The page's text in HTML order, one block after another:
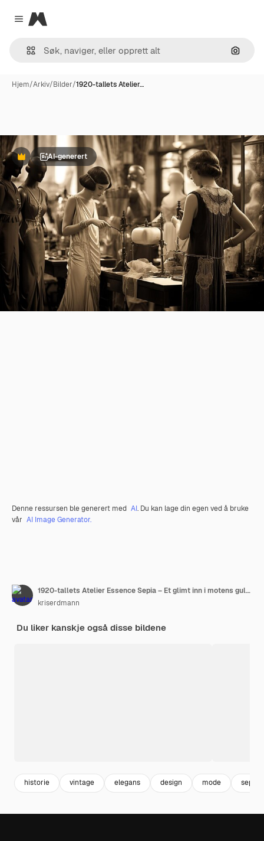
Close menu
Magnific
Søk
Hjem/Arkiv/Bilder/1920-tallets Atelier…
PremiumAI-generert
Denne ressursen ble generert med AI. Du kan lage din egen ved å bruke
vår AI Image Generator.
1920-tallets Atelier Essence Sepia – Et glimt inn i motens gullalder
kriserdmann
Du liker kanskje også disse bildene
historie vintage elegans design mode sepia